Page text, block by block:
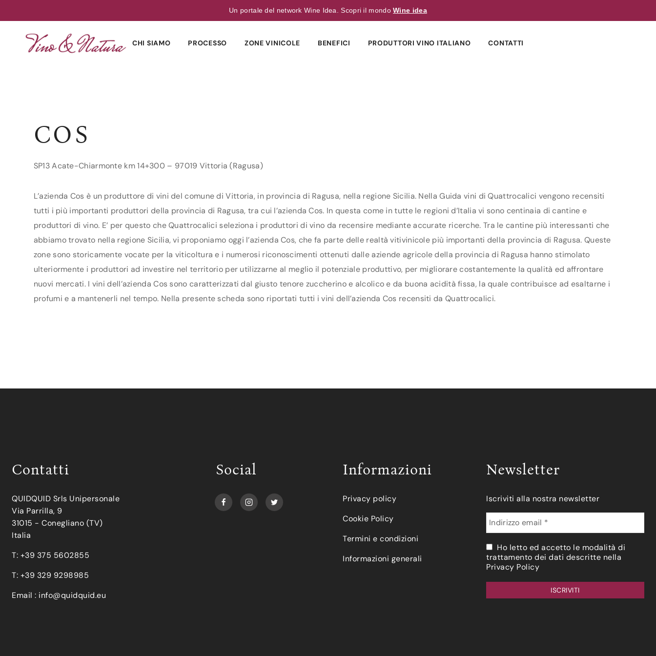
Un portale del network Wine Idea. Scopri il mondoWine idea
CHI SIAMO PROCESSO ZONE VINICOLE BENEFICI PRODUTTORI VINO ITALIANO CONTATTI
COS
SP13 Acate-Chiarmonte km 14+300 – 97019 Vittoria (Ragusa)
L’azienda Cos è un produttore di vini del comune di Vittoria, in provincia di Ragusa, nella regione Sicilia. Nella Guida vini di Quattrocalici vengono recensiti
tutti i più importanti produttori della provincia di Ragusa, tra cui l’azienda Cos. In questa come in tutte le regioni d’Italia vi sono centinaia di cantine e
produttori di vino. E’ per questo che Quattrocalici seleziona i produttori di vino da recensire mediante accurate ricerche. Tra le cantine più interessanti che
abbiamo trovato nella regione Sicilia, vi proponiamo oggi l’azienda Cos, che fa parte delle realtà vitivinicole più importanti della provincia di Ragusa. Queste
zone sono storicamente vocate per la viticoltura e i numerosi riconoscimenti ottenuti dalle aziende agricole della provincia di Ragusa hanno stimolato
ulteriormente i produttori ad investire nel territorio per utilizzarne al meglio il potenziale produttivo, per migliorare costantemente la qualità ed affrontare
nuovi mercati. I vini dell’azienda Cos sono caratterizzati dal giusto tenore zuccherino e alcolico e da buona acidità fissa, la quale contribuisce ad esaltarne i
profumi e a mantenerli nel tempo. Nella presente scheda sono riportati tutti i vini dell’azienda Cos recensiti da Quattrocalici.
Contatti
QUIDQUID Srls Unipersonale
Via Parrilla, 9
31015 - Conegliano (TV)
Italia
T: +39 375 5602855
T: +39 329 9298985
Email : info@quidquid.eu
Social Informazioni
Privacy policy
Cookie Policy
Termini e condizioni
Informazioni generali
Newsletter
Iscriviti alla nostra newsletter
Ho letto ed accetto le modalità di
trattamento dei dati descritte nella
Privacy Policy